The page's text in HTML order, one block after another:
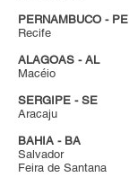
PERNAMBUCO - PE
Recife
ALAGOAS - AL
Macéio
SERGIPE - SE
Aracaju
BAHIA - BA
Salvador
Feira de Santana